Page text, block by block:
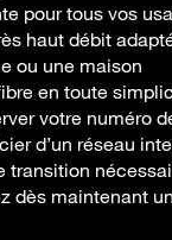
pour tous vos
haut débit
ou une maison
en toute
votre numéro
d’un réseau
transition
dès maintenant